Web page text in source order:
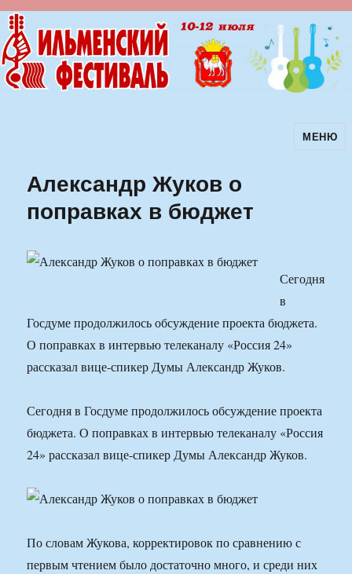
Ильменский фестиваль авторскойМЕНЮ
Александр Жуков о
поправках в бюджет
Сегодня
в
Госдуме продолжилось обсуждение проекта бюджета.
О поправках в интервью телеканалу «Россия 24»
рассказал вице-спикер Думы Александр Жуков.
Сегодня в Госдуме продолжилось обсуждение проекта
бюджета. О поправках в интервью телеканалу «Россия
24» рассказал вице-спикер Думы Александр Жуков.
По словам Жукова, корректировок по сравнению с
первым чтением было достаточно много, и среди них